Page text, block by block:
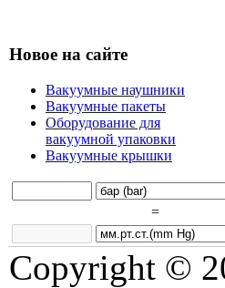
Новое на сайте
Вакуумные наушники
Вакуумные пакеты
Оборудование для
вакуумной упаковки
Вакуумные крышки
=
Copyright ©